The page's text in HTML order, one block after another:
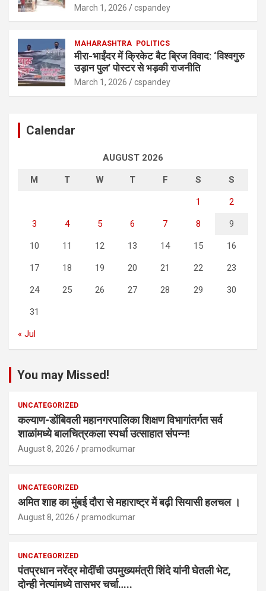
March 1, 2026 cspandey
MAHARASHTRA POLITICS
मीरा-भाईंदर में क्रिकेट बैट ब्रिज विवाद: ‘विश्वगुरु
उड़ान पुल’ पोस्टर से भड़की राजनीति
March 1, 2026 cspandey
Calendar
AUGUST 2026
M T W T F S S
1 2
3 4 5 6 7 8 9
10 11 12 13 14 15 16
17 18 19 20 21 22 23
24 25 26 27 28 29 30
31
« Jul
You may Missed!
UNCATEGORIZED
कल्याण-डोंबिवली महानगरपालिका शिक्षण विभागांतर्गत सर्व
शाळांमध्ये बालचित्रकला स्पर्धा उत्साहात संपन्न!
August 8, 2026 pramodkumar
UNCATEGORIZED
अमित शाह का मुंबई दौरा से महाराष्ट्र में बढ़ी सियासी हलचल ।
August 8, 2026 pramodkumar
UNCATEGORIZED
पंतप्रधान नरेंद्र मोदींची उपमुख्यमंत्री शिंदे यांनी घेतली भेट,
दोन्ही नेत्यांमध्ये तासभर चर्चा…..